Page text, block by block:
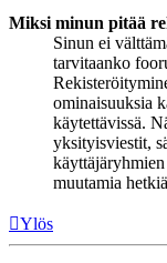
Miksi minun pitää
Sinun ei
tarvitaanko
ominaisuuksia
käytettävissä.
yksityisviestit,
muutamia
Ylös